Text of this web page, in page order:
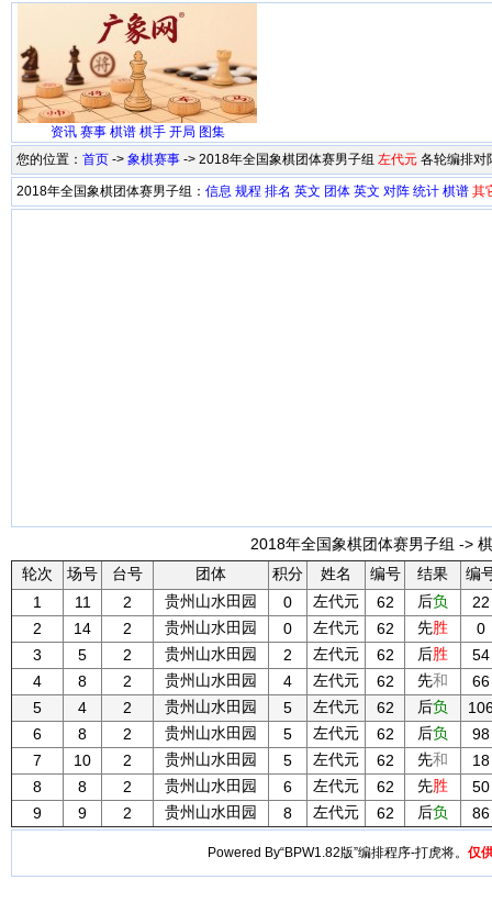
资讯 赛事 棋谱 棋手 开局 图集
您的位置： 首页 -> 象棋赛事 -> 2018年全国象棋团体赛男子组 左代元 各轮编排对
2018年全国象棋团体赛男子组： 信息 规程 排名 英文 团体 英文 对阵 统计 棋谱 其
2018年全国象棋团体赛男子组 ->
轮次
场号 台号 团体 积分 姓名 编号 结果
编
1
11 2 贵州山水田园 0 左代元 62 后负
22
2
14 2 贵州山水田园 0 左代元 62 先胜
0
3
5 2 贵州山水田园 2 左代元 62 后胜
54
4
8 2 贵州山水田园 4 左代元 62 先和
66
5
4 2 贵州山水田园 5 左代元 62 后负
6
8 2 贵州山水田园 5 左代元 62 后负
98
7
10 2 贵州山水田园 5 左代元 62 先和
18
8
8 2 贵州山水田园 6 左代元 62 先胜
50
9
9 2 贵州山水田园 8 左代元 62 后负 86
Powered By“BPW1.82版”编排程序-打虎将。 仅